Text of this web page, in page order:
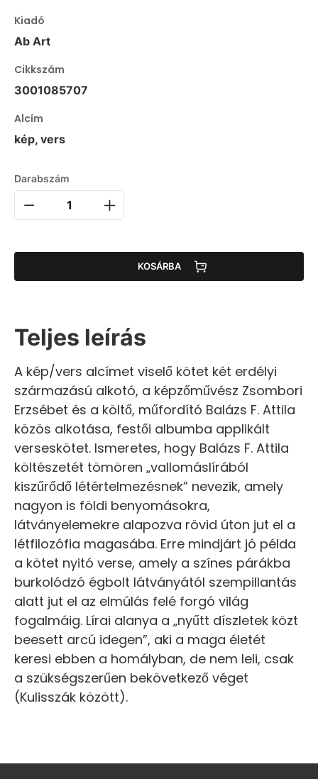
Kiadó
Ab Art
Cikkszám
3001085707
Alcím
kép, vers
Darabszám
KOSÁRBA
Teljes leírás
A kép/vers alcímet viselő kötet két erdélyi
származású alkotó, a képzőművész Zsombori
Erzsébet és a költő, műfordító Balázs F. Attila
közös alkotása, festői albumba applikált
verseskötet. Ismeretes, hogy Balázs F. Attila
költészetét tömören „vallomáslírából
kiszűrődő létértelmezésnek” nevezik, amely
nagyon is földi benyomásokra,
látványelemekre alapozva rövid úton jut el a
létfilozófia magasába. Erre mindjárt jó példa
a kötet nyitó verse, amely a színes párákba
burkolódzó égbolt látványától szempillantás
alatt jut el az elmúlás felé forgó világ
fogalmáig. Lírai alanya a „nyűtt díszletek közt
beesett arcú idegen”, aki a maga életét
keresi ebben a homályban, de nem leli, csak
a szükségszerűen bekövetkező véget
(Kulisszák között).